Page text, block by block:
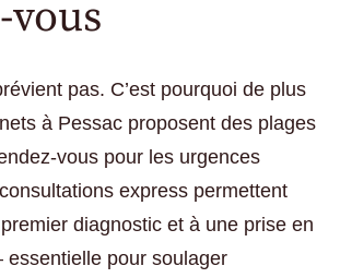
pas. C’est pourquoi de plus
à Pessac proposent des plages
vous pour les urgences
express permettent
diagnostic et à une prise en
essentielle pour soulager